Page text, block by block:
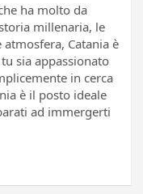
ha molto da
millenaria, le
Catania è
sia appassionato
in cerca
è il posto ideale
ad immergerti